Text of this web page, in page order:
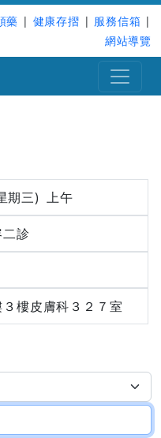
藥 | 健康存摺 | 服務信箱 |
網站導覽
期三) 上午
診
樓皮膚科３２７室